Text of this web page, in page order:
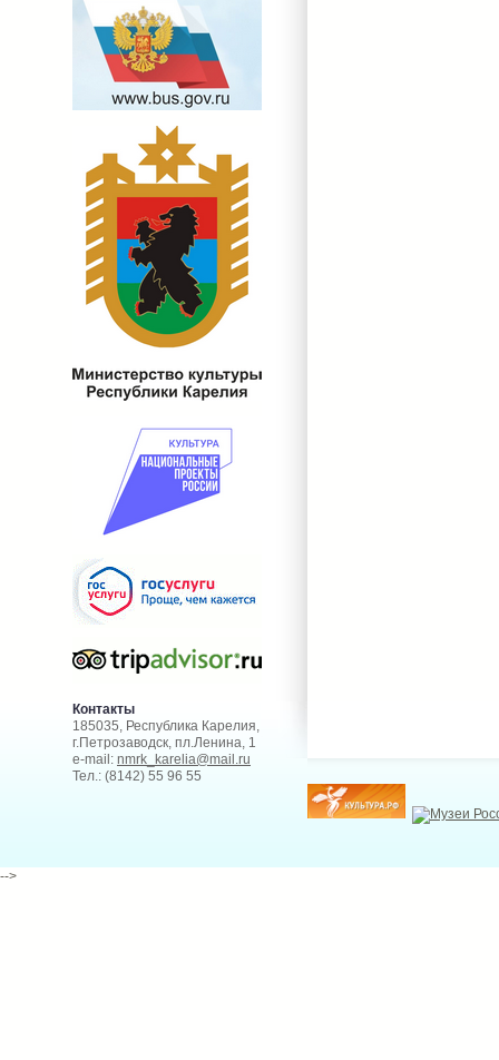
Контакты
185035, Республика Карелия,
г.Петрозаводск, пл.Ленина, 1
e-mail: nmrk_karelia@mail.ru
Тел.: (8142) 55 96 55
-->